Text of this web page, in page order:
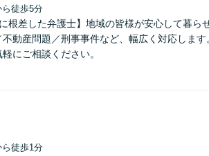
ら徒歩5分
根差した弁護士】地域の皆様が安心して暮ら
動産問題／刑事事件など、幅広く対応しま
にご相談ください。
ら徒歩1分